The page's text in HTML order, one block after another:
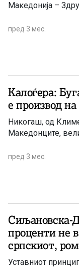
Македонија –
пред 3 мес.
Калоѓера:
е производ
Никогаш, од
Македонците,
пред 3 мес.
Сиљановска-
проценти не
српскиот,
Уставниот